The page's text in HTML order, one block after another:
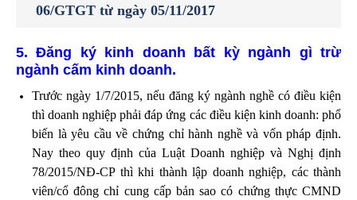
06/GTGT từ ngày 05/11/2017
5. Đăng ký kinh doanh bất kỳ ngành gì trừ
ngành cấm kinh doanh.
Trước ngày 1/7/2015, nếu đăng ký ngành nghề có điều kiện
thì doanh nghiệp phải đáp ứng các điều kiện kinh doanh: phổ
biến là yêu cầu về chứng chỉ hành nghề và vốn pháp định.
Nay theo quy định của Luật Doanh nghiệp và Nghị định
78/2015/NĐ-CP thì khi thành lập doanh nghiệp, các thành
viên/cổ đông chỉ cung cấp bản sao có chứng thực CMND